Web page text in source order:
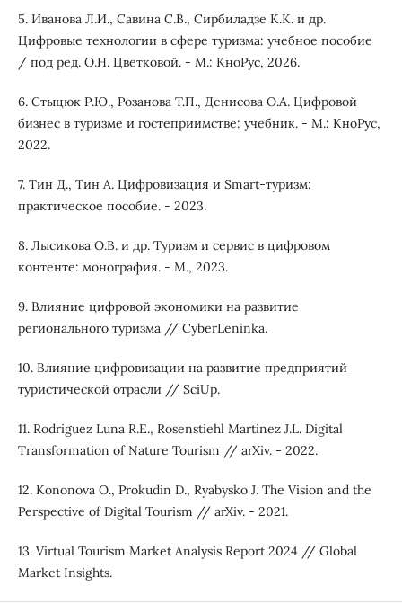
5. Иванова Л.И., Савина С.В., Сирбиладзе К.К. и др.
Цифровые технологии в сфере туризма: учебное пособие
/ под ред. О.Н. Цветковой. - М.: КноРус, 2026.
6. Стыцюк Р.Ю., Розанова Т.П., Денисова О.А. Цифровой
бизнес в туризме и гостеприимстве: учебник. - М.: КноРус,
2022.
7. Тин Д., Тин А. Цифровизация и Smart-туризм:
практическое пособие. - 2023.
8. Лысикова О.В. и др. Туризм и сервис в цифровом
контенте: монография. - М., 2023.
9. Влияние цифровой экономики на развитие
регионального туризма // CyberLeninka.
10. Влияние цифровизации на развитие предприятий
туристической отрасли // SciUp.
11. Rodriguez Luna R.E., Rosenstiehl Martinez J.L. Digital
Transformation of Nature Tourism // arXiv. - 2022.
12. Kononova O., Prokudin D., Ryabysko J. The Vision and the
Perspective of Digital Tourism // arXiv. - 2021.
13. Virtual Tourism Market Analysis Report 2024 // Global
Market Insights.